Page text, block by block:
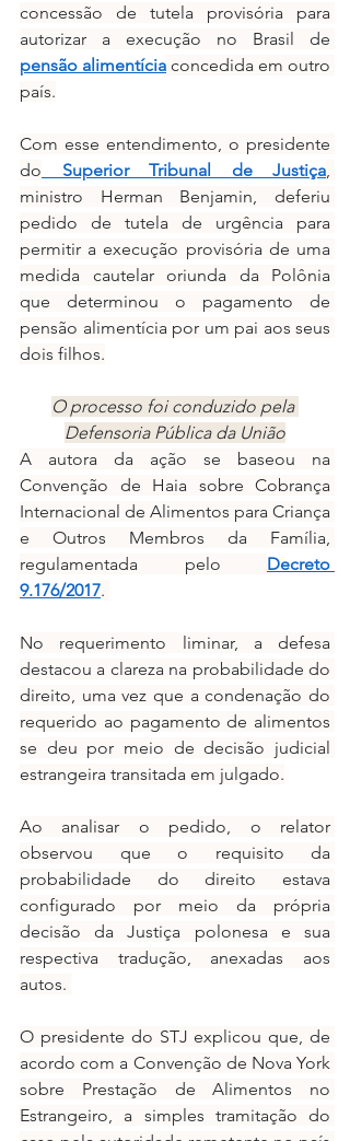
concessão de tutela provisória para
pensão alimentícia concedida em outro
país.
Com esse entendimento, o presidente
do Superior Tribunal de Justiça,
ministro Herman Benjamin, deferiu
pedido de tutela de urgência para
permitir a execução provisória de uma
medida cautelar oriunda da Polônia
que determinou o pagamento de
pensão alimentícia por um pai aos seus
dois filhos.
O processo foi conduzido pela
Defensoria Pública da União
A autora da ação se baseou na
Convenção de Haia sobre Cobrança
Internacional de Alimentos para Criança
e Outros Membros da Família,
regulamentada pelo Decreto
9.176/2017.
No requerimento liminar, a defesa
destacou a clareza na probabilidade do
direito, uma vez que a condenação do
requerido ao pagamento de alimentos
se deu por meio de decisão judicial
estrangeira transitada em julgado.
Ao analisar o pedido, o relator
observou que o requisito da
probabilidade do direito estava
configurado por meio da própria
decisão da Justiça polonesa e sua
respectiva tradução, anexadas aos
autos.
O presidente do STJ explicou que, de
acordo com a Convenção de Nova York
sobre Prestação de Alimentos no
Estrangeiro, a simples tramitação do